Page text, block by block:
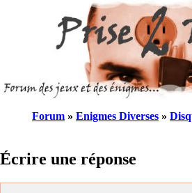
Forum » Enigmes Diverses »
Écrire une réponse